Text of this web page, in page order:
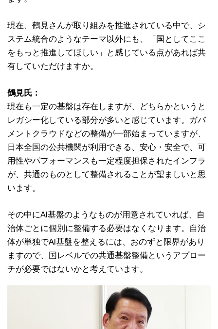
現在、鶴見さんが取り組みを推進されている中で、シ
ステム統合のようなテーマ以外にも、「国としてここ
をもっと推進してほしい」と感じている点があれば共
有していただけますか。
鶴見氏：
現在も一定の基盤は存在しますが、どちらかというと
レガシー化している部分が多いと感じています。ガバ
メントクラウドなどの整備が一部始まっていますが、
日本全国の公共機関が利用できる、安心・安全で、可
用性やパフォーマンスも一定程度担保されたインフラ
が、共通のものとして整備されることが望ましいと思
います。
その中にAI基盤のようなものが用意されていれば、自
治体ごとに個別に整備する必要はなくなります。自治
体が単独でAI基盤を整えるには、おのずと限界があり
ますので、国レベルでの共通基盤整備というアプロー
チが必要ではないかと考えています。